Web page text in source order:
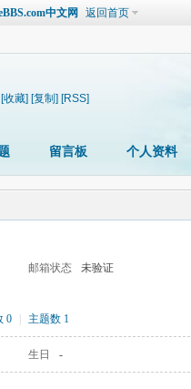
中文网 返回首页
[收藏] [复制] [RSS]
留言板 个人资料
邮箱状态
未验证
0 主题数 1
生日 -